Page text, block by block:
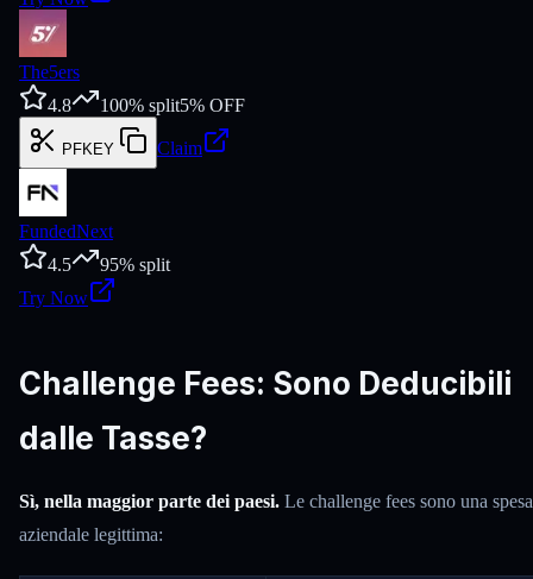
The5ers
4.8
100% split5% OFF
PFKEY Claim
FundedNext
4.5
95% split
Try Now
Challenge Fees: Sono Deducibili
dalle Tasse?
Sì, nella maggior parte dei paesi. Le challenge fees sono una spesa
aziendale legittima: